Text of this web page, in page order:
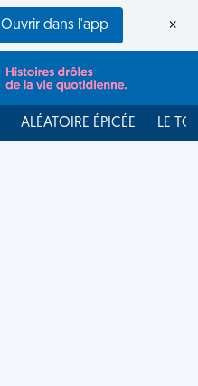
Ouvrir dans l'app ×
ALÉATOIRE ÉPICÉE LE